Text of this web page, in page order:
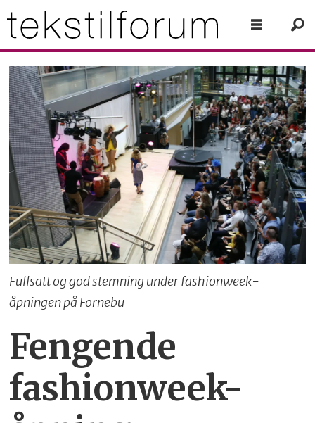
Fullsatt og god stemning under fashionweek-
åpningen på Fornebu
Fengende
fashionweek-